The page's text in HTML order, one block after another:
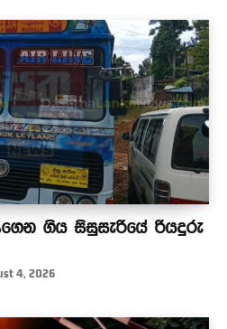
ගිය සිසුසැරියේ රියදුරු
4, 2026